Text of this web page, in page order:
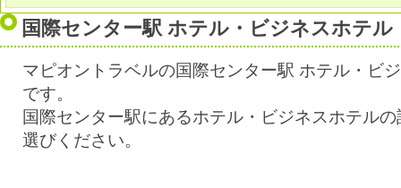
国際センター駅 ホテル・ビジネスホテル
マピオントラベルの国際センター駅 ホテル・ビ
です。
国際センター駅にあるホテル・ビジネスホテル
選びください。